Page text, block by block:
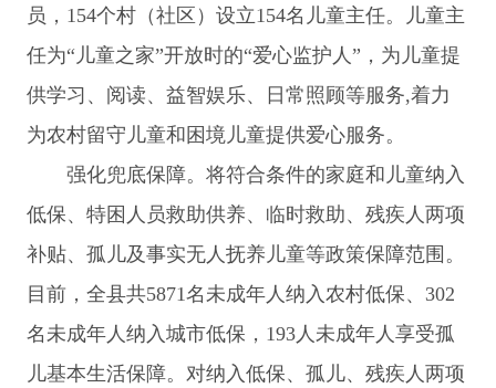
员，154个村（社区）设立154名儿童主任。儿童主
任为“儿童之家”开放时的“爱心监护人”，为儿童提
供学习、阅读、益智娱乐、日常照顾等服务,着力
为农村留守儿童和困境儿童提供爱心服务。
强化兜底保障。将符合条件的家庭和儿童纳入
低保、特困人员救助供养、临时救助、残疾人两项
补贴、孤儿及事实无人抚养儿童等政策保障范围。
目前，全县共5871名未成年人纳入农村低保、302
名未成年人纳入城市低保，193人未成年人享受孤
儿基本生活保障。对纳入低保、孤儿、残疾人两项